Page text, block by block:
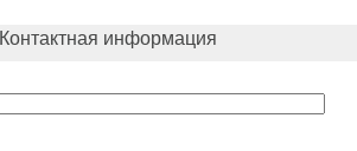
Контактная информация